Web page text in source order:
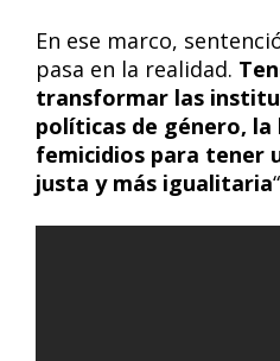
En ese marco,
pasa en la realidad.
transformar las
políticas de género,
femicidios para tener
justa y más igualitaria